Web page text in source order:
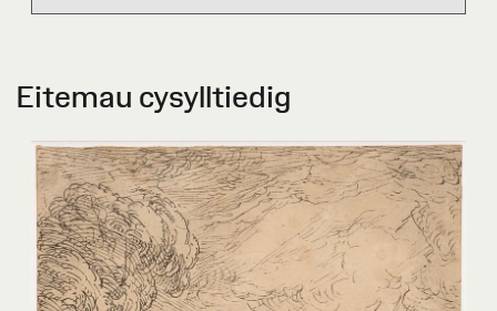
Eitemau cysylltiedig